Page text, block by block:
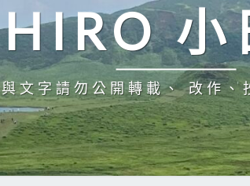
HIRO 小
文字請勿公開轉載、 改作